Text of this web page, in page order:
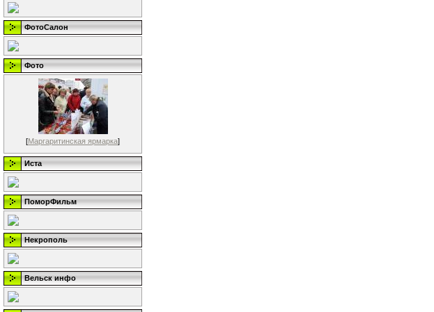
ФотоСалон
Фото
[Маргаритинская ярмарка]
Иста
ПоморФильм
Некрополь
Вельск инфо